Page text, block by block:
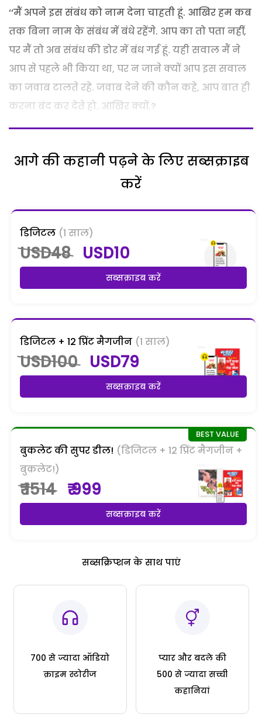
‘‘मैं अपने इस संबंध को नाम देना चाहती हूं. आखिर हम कब
तक बिना नाम के संबंध में बंधे रहेंगे. आप का तो पता नहीं,
पर मैं तो अब संबंध की डोर में बंध गई हूं. यही सवाल मैं ने
आप से पहले भी किया था, पर न जाने क्यों आप इस सवाल
का जवाब टालते रहे. जवाब देने की कौन कहे, आप बात ही
करना बंद कर देते हो. आखिर क्यों.?
आगे की कहानी पढ़ने के लिए सब्सक्राइब
करें
डिजिटल (1 साल)
USD48 USD10
सब्सक्राइब करें
डिजिटल + 12 प्रिंट मैगजीन (1 साल)
USD100 USD79
सब्सक्राइब करें
बुकलेट की सुपर डील! (डिजिटल + 12 प्रिंट मैगजीन +
बुकलेट!)
₹ 1514 ₹ 999
सब्सक्राइब करें
सब्सक्रिप्शन के साथ पाएं
700 से ज्यादा ऑडियो
क्राइम स्टोरीज
प्यार और बदले की
500 से ज्यादा सच्ची
कहानियां